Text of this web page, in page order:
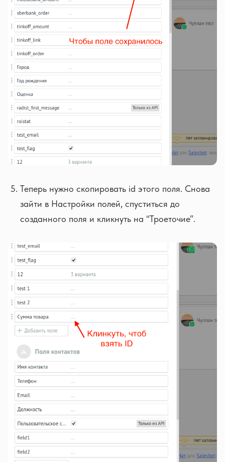
Теперь нужно скопировать id этого поля. Снова
зайти в Настройки полей, спуститься до
созданного поля и кликнуть на “Троеточие”.